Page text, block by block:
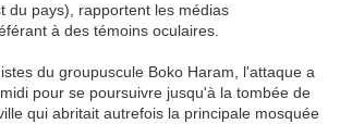
du pays), rapportent les médias
à des témoins oculaires.
du groupuscule Boko Haram, l'attaque a
pour se poursuivre jusqu'à la tombée de
qui abritait autrefois la principale mosquée